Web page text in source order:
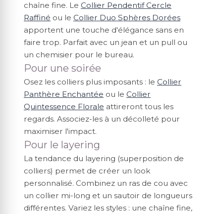
chaîne fine. Le Collier Pendentif Cercle
Raffiné ou le Collier Duo Sphères Dorées
apportent une touche d'élégance sans en
faire trop. Parfait avec un jean et un pull ou
un chemisier pour le bureau.
Pour une soirée
Osez les colliers plus imposants : le Collier
Panthère Enchantée ou le Collier
Quintessence Florale attireront tous les
regards. Associez-les à un décolleté pour
maximiser l'impact.
Pour le layering
La tendance du layering (superposition de
colliers) permet de créer un look
personnalisé. Combinez un ras de cou avec
un collier mi-long et un sautoir de longueurs
différentes. Variez les styles : une chaîne fine,